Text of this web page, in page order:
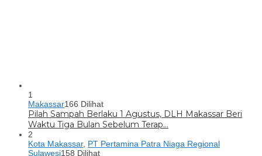
1
Makassar166 Dilihat
Pilah Sampah Berlaku 1 Agustus, DLH Makassar Beri
Waktu Tiga Bulan Sebelum Terap…
2
Kota Makassar, PT Pertamina Patra Niaga Regional
Sulawesi158 Dilihat